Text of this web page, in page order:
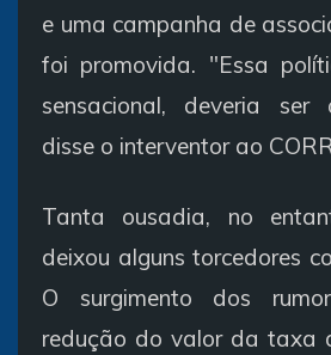
e uma campanha de
foi promovida. "Essa
sensacional, deveria ser
disse o interventor ao
Tanta ousadia, no
deixou alguns torcedores
O surgimento dos
redução do valor da taxa